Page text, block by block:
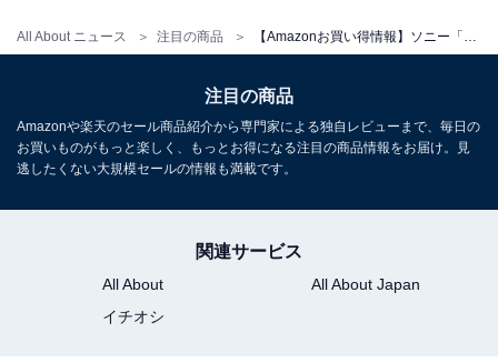
All About ニュース 注目の商品
Theatre System 6 サブウーファー付属/リアスピーカー付
属/5.1ch/750W/Dolby Atmos/DTS:X/センタースピーカー
注目の商品
Amazonや楽天のセール商品紹介から専門家による独自レビューまで、毎日の
お買いものがもっと楽しく、もっとお得になる注目の商品情報をお届け。見
逃したくない大規模セールの情報も満載です。
関連サービス
All About
All About Japan
イチオシ